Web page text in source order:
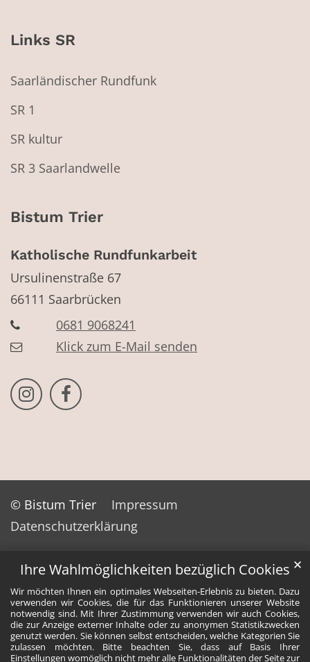
Ihre Wahlmöglichkeiten bezüglich Cookies
Wir möchten Ihnen ein optimales Webseiten-Erlebnis zu bieten. Dazu
verwenden wir Cookies, die für das Funktionieren unserer Website
notwendig sind. Mit Ihrer Zustimmung verwenden wir auch Cookies,
die zur Anzeige externer Inhalte oder zu anonymen Statistikzwecken
genutzt werden. Sie können selbst entscheiden, welche Kategorien Sie
zulassen möchten. Bitte beachten Sie, dass auf Basis Ihrer
Einstellungen womöglich nicht mehr alle Funktionalitäten der Seite zur
✕
Links SR
Saarländischer Rundfunk
SR 1
SR kultur
SR 3 Saarlandwelle
Bistum Trier
Katholische Rundfunkarbeit
Ursulinenstraße 67
66111 Saarbrücken
0681 9068241
Klick zum E-Mail senden
Bistum Trier auf Instragram
Bistum Trier auf Facebook
© Bistum Trier
Impressum
Datenschutzerklärung